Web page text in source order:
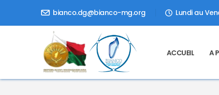
bianco.dg@bianco-mg.org Lundi au
ACCUEIL A